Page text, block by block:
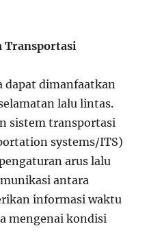
Transportasi
dapat dimanfaatkan
lalu lintas.
sistem transportasi
systems/ITS)
arus lalu
antara
informasi waktu
mengenai kondisi